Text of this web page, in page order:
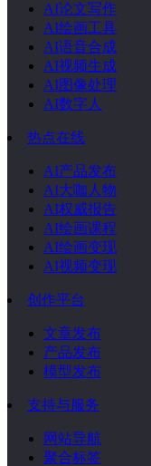
AI论文写作
AI绘画工具
AI语音合成
AI视频生成
AI图像处理
AI数字人
热点在线
AI产品发布
AI大咖人物
AI权威报告
AI绘画课程
AI绘画变现
AI视频变现
创作平台
文章发布
产品发布
模型发布
支持与服务
网站导航
聚合标签